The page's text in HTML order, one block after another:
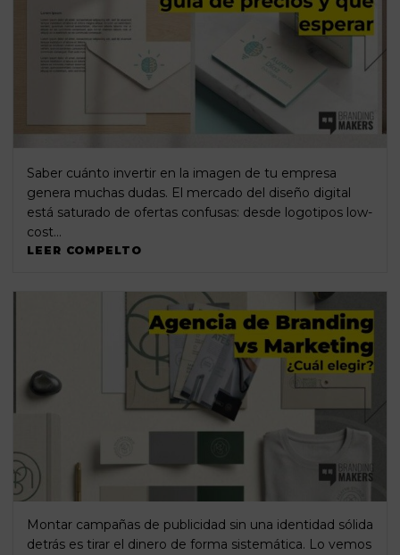
Saber cuánto invertir en la imagen de tu empresa
genera muchas dudas. El mercado del diseño digital
está saturado de ofertas confusas: desde logotipos low-
cost…
LEER COMPELTO
Montar campañas de publicidad sin una identidad sólida
detrás es tirar el dinero de forma sistemática. Lo vemos